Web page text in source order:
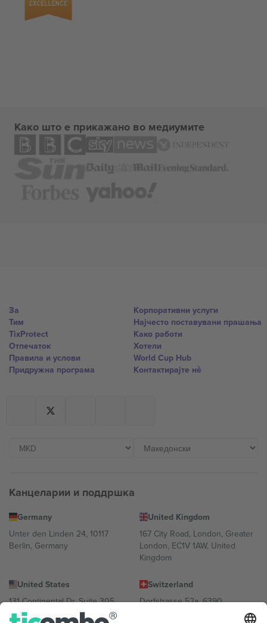
Како што е прикажано во медиумите
За
Тим
TixProtect
Отпечаток
Правила и услови
Придружна програма
Корпоративни услуги
Најчесто поставувани прашања
Како работи
Хотели
World Cup Hub
Контактирајте нѐ
Канцеларии и поддршка
Germany
Unter den Linden 24, 10117
Berlin, Germany
United Kingdom
167 City Road, London, Greater
London, EC1V 1AW, United
Kingdom
United States
131 Continental Dr, Suite 305,
Newark, Delaware 19713, United
Switzerland
Dorfstrasse 52a, 6390